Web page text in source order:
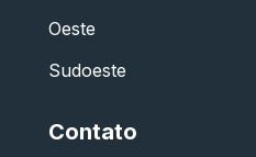
Oeste
Sudoeste
Contato